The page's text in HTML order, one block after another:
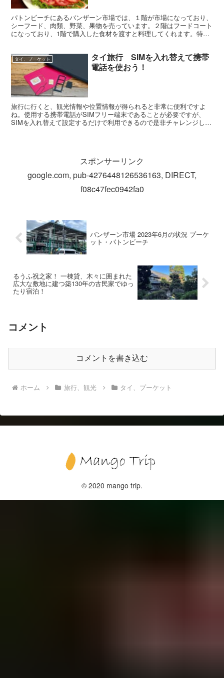
パトンビーチにあるバンザーン市場では、１階が市場になっており、
シーフード、肉類、野菜、果物を売っています。２階はフードコート
になっており、1階で購入した食材を渡すと料理してくれます。特に
タイ、プーケット
タイ旅行 SIMを入れ替えて携帯
電話を使おう！
旅行に行くと、観光情報や位置情報が得られると非常に便利ですよ
ね。使用する携帯電話がSIMフリー端末であることが必要ですが、
SIMを入れ替えて設定するだけで利用できるので是非チャレンジして
スポンサーリンク
google.com, pub-4276448126536163, DIRECT,
f08c47fec0942fa0
バンザーン市場 2023年6月の状況 プーケ
ット・パトンビーチ
るうふ祝之家！ 一棟貸、木々に囲まれた
広大な敷地に建つ築130年の古民家でゆっ
たり宿泊！
コメント
コメントを書き込む
ホーム 旅行、観光 タイ、プーケット
© 2020 mango trip.